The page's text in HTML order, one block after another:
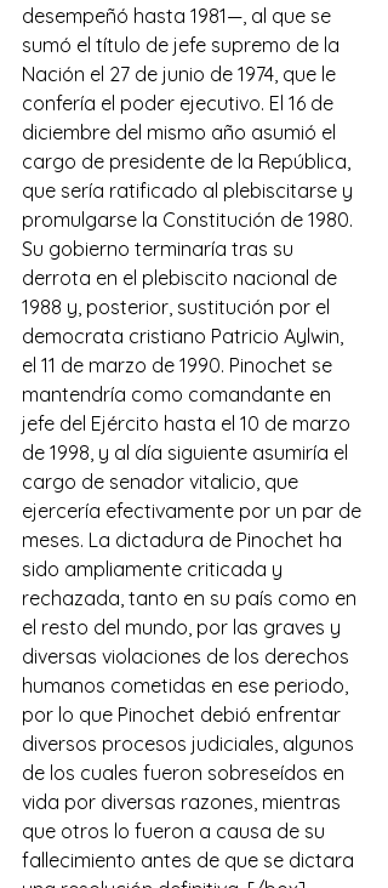
desempeñó hasta 1981—, al que se
sumó el título de jefe supremo de la
Nación el 27 de junio de 1974, que le
confería el poder ejecutivo. El 16 de
diciembre del mismo año asumió el
cargo de presidente de la República,
que sería ratificado al plebiscitarse y
promulgarse la Constitución de 1980.
Su gobierno terminaría tras su
derrota en el plebiscito nacional de
1988 y, posterior, sustitución por el
democrata cristiano Patricio Aylwin,
el 11 de marzo de 1990. Pinochet se
mantendría como comandante en
jefe del Ejército hasta el 10 de marzo
de 1998, y al día siguiente asumiría el
cargo de senador vitalicio, que
ejercería efectivamente por un par de
meses. La dictadura de Pinochet ha
sido ampliamente criticada y
rechazada, tanto en su país como en
el resto del mundo, por las graves y
diversas violaciones de los derechos
humanos cometidas en ese periodo,
por lo que Pinochet debió enfrentar
diversos procesos judiciales, algunos
de los cuales fueron sobreseídos en
vida por diversas razones, mientras
que otros lo fueron a causa de su
fallecimiento antes de que se dictara